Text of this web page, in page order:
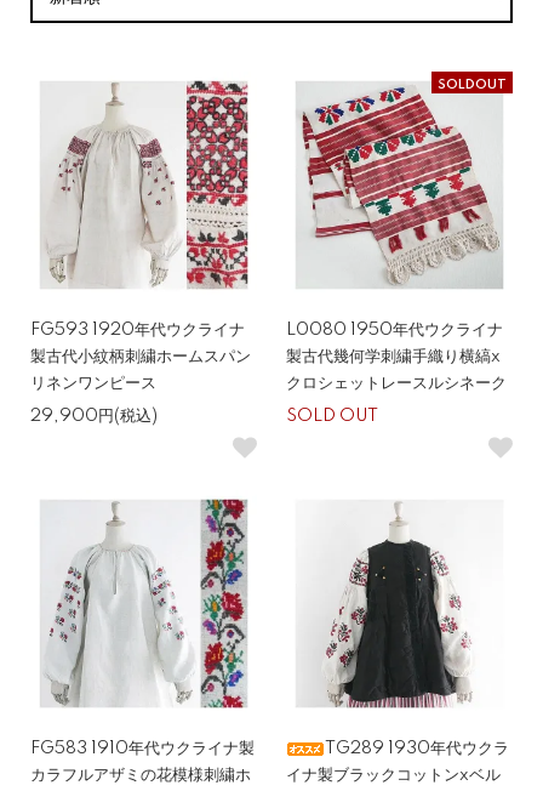
FG593 1920年代ウクライナ
製古代小紋柄刺繍ホームスパン
リネンワンピース
29,900円(税込)
SOLDOUT
L0080 1950年代ウクライナ
製古代幾何学刺繍手織り横縞x
クロシェットレースルシネーク
SOLD OUT
FG583 1910年代ウクライナ製
カラフルアザミの花模様刺繍ホ
TG289 1930年代ウクラ
イナ製ブラックコットンxベル